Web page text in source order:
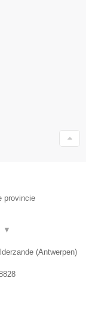
provincie
▼
(Antwerpen)